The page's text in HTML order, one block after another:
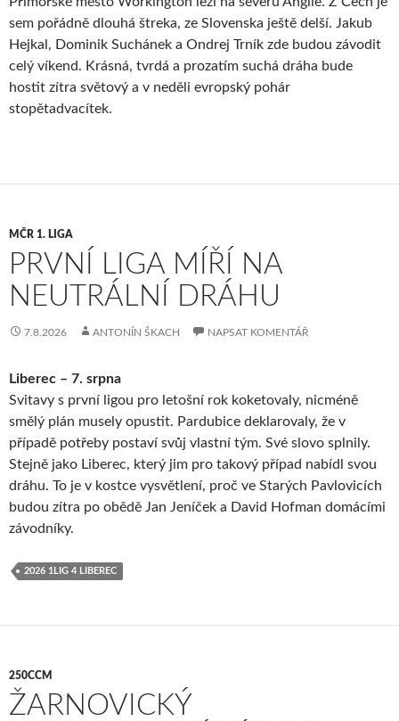
sem pořádně dlouhá štreka, ze Slovenska ještě delší. Jakub
Hejkal, Dominik Suchánek a Ondrej Trník zde budou závodit
celý víkend. Krásná, tvrdá a prozatím suchá dráha bude
hostit zítra světový a v neděli evropský pohár
stopětadvacítek.
MČR 1. LIGA
PRVNÍ LIGA MÍŘÍ NA
NEUTRÁLNÍ DRÁHU
7.8.2026 ANTONÍN ŠKACH NAPSAT KOMENTÁŘ
Liberec – 7. srpna
Svitavy s první ligou pro letošní rok koketovaly, nicméně
smělý plán musely opustit. Pardubice deklarovaly, že v
případě potřeby postaví svůj vlastní tým. Své slovo splnily.
Stejně jako Liberec, který jim pro takový případ nabídl svou
dráhu. To je v kostce vysvětlení, proč ve Starých Pavlovicích
budou zítra po obědě Jan Jeníček a David Hofman domácími
závodníky.
2026 1LIG 4 LIBEREC
250CCM
ŽARNOVICKÝ